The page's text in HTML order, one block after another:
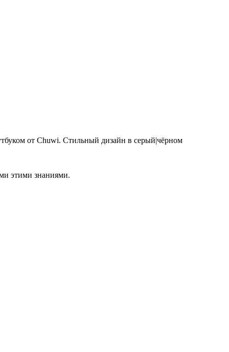
от Chuwi. Стильный дизайн в серый|чёрном
этими знаниями.